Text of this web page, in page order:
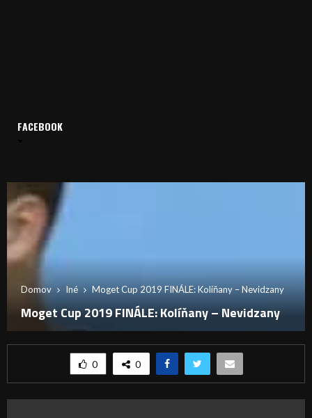
Domov Iné Moget Cup 2019 FINÁLE: Kolíňany – Nevidzany
Moget Cup 2019 FINÁLE: Kolíňany – Nevidzany
0 0
FACEBOOK